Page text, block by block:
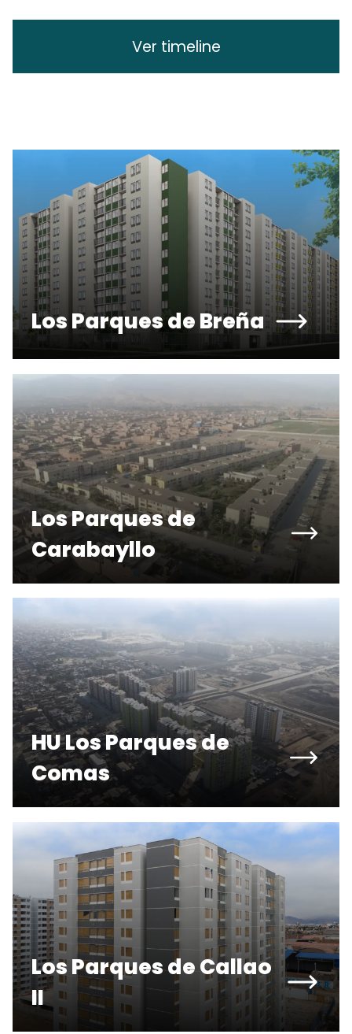
Ver timeline
Los Parques de Breña
Los Parques de
Carabayllo
HU Los Parques de
Comas
Los Parques de Callao
II